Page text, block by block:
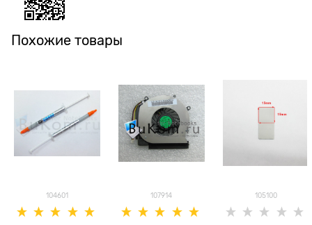
Похожие товары
104601 107914 105100